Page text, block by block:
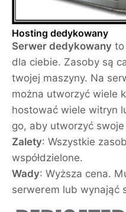
Hosting dedykowany
Serwer dedykowany to
dla ciebie. Zasoby są
twojej maszyny. Na
można utworzyć wiele
hostować wiele witryn
go, aby utworzyć swoje
Zalety: Wszystkie
współdzielone.
Wady: Wyższa cena.
serwerem lub wynająć